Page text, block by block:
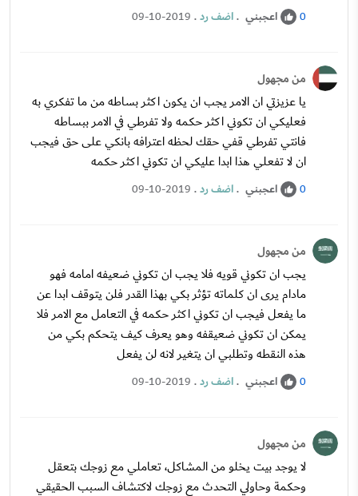
0 اعجبني .اضف رد.
09-10-2019
من مجهول
يا عزيزتي ان الامر يجب ان يكون اكثر بساطه من ما تفكري به
فعليكي ان تكوني اكثر حكمه ولا تفرطي في الامر ببساطه
فانتي تفرطي قفي حقك لحظه اعترافه بانكي على حق فيجب
ان لا تفعلي هذا ابدا عليكي ان تكوني اكثر حكمه
0 اعجبني .اضف رد.
09-10-2019
من مجهول
يجب ان تكوني قويه فلا يجب ان تكوني ضعيفه امامه فهو
مادام يرى ان كلماته تؤثر بكي بهذا القدر فلن يتوقف ابدا عن
ما يفعل فيجب ان تكوني اكثر حكمه في التعامل مع الامر فلا
يمكن ان تكوني ضعيقفه وهو يعرف كيف يتحكم بكي من
هذه النقطه وتطلبي ان يتغير لانه لن يفعل
0 اعجبني .اضف رد.
09-10-2019
من مجهول
لا يوجد بيت يخلو من المشاكل، تعاملي مع زوجك بتعقل
وحكمة وحاولي التحدث مع زوجك لاكتشاف السبب الحقيقي